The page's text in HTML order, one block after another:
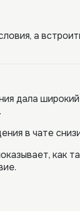
а
дала
в чате
как